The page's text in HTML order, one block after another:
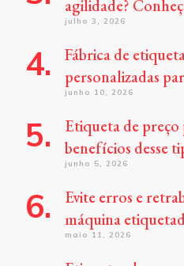
agilidade?
julho 3, 2026
Fábrica de
personalizadas
junho 10, 2026
Etiqueta de preço
benefícios desse
junho 5, 2026
Evite erros e
máquina
maio 11, 2026